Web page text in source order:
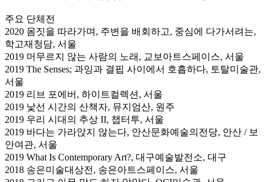
주요 단체전
2020 몸짓을 따라가며, 주변을 배회하고, 중심에 다가서려는,
학고재청담, 서울
2019 머무르지 않는 사람의 노래, 교보아트스페이스, 서울
2019 The Senses; 과잉과 결핍 사이에서 호흡하다, 토탈미술관,
서울
2019 리브 포에버, 하이트컬렉션, 서울
2019 낯선 시간의 산책자, 뮤지엄산, 원주
2019 우리 시대의 추상 II, 챕터투, 서울
2019 바다는 가라앉지 않는다, 안산문화예술의전당, 안산 / 보
안여관, 서울
2019 What Is Contemporary Art?, 대구예술발전소, 대구
2018 송은미술대상전, 송은아트스페이스, 서울